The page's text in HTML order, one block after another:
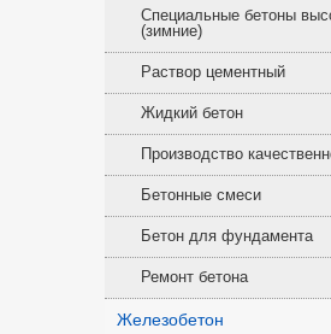
Специальные бетоны
(зимние)
Раствор цементный
Жидкий бетон
Производство
Бетонные смеси
Бетон для фундамента
Ремонт бетона
Железобетон